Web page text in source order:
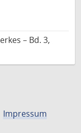
– Bd. 3,
Impressum